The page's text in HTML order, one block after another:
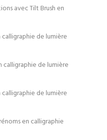
avec Tilt Brush en
calligraphie de lumière
calligraphie de lumière
calligraphie de lumière
en calligraphie